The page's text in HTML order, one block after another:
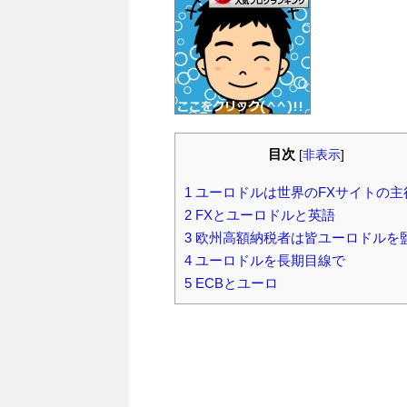
目次 [非表示]
1 ユーロドルは世界のFXサイトの主
2 FXとユーロドルと英語
3 欧州高額納税者は皆ユーロドルを
4 ユーロドルを長期目線で
5 ECBとユーロ